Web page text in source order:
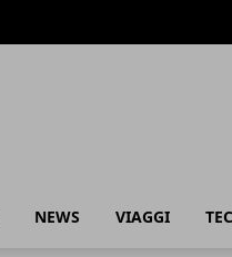
NEWS VIAGGI